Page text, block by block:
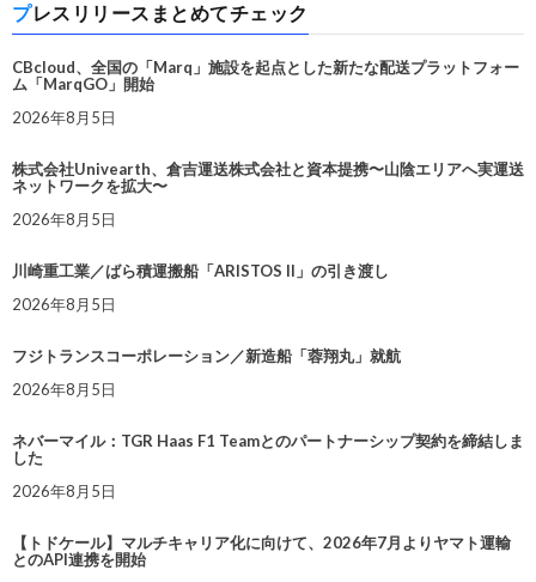
プレスリリースまとめてチェック
CBcloud、全国の「Marq」施設を起点とした新たな配送プラットフォー
ム「MarqGO」開始
2026年8月5日
株式会社Univearth、倉吉運送株式会社と資本提携〜山陰エリアへ実運送
ネットワークを拡大〜
2026年8月5日
川崎重工業／ばら積運搬船「ARISTOS II」の引き渡し
2026年8月5日
フジトランスコーポレーション／新造船「蓉翔丸」就航
2026年8月5日
ネバーマイル：TGR Haas F1 Teamとのパートナーシップ契約を締結しま
した
2026年8月5日
【トドケール】マルチキャリア化に向けて、2026年7月よりヤマト運輸
とのAPI連携を開始